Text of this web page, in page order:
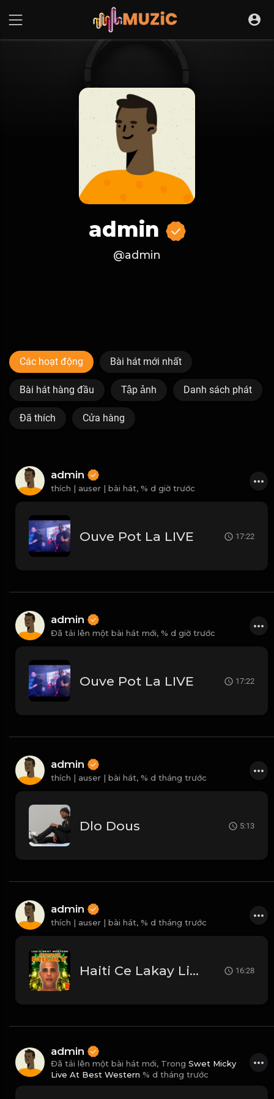
admin
@admin
Các hoạt động Bài hát mới nhất
Bài hát hàng đầu Tập ảnh Danh sách phát
Đã thích Cửa hàng
admin
thích | auser | bài hát, % d giờ trước
Ouve Pot La LIVE 17:22
admin
Đã tải lên một bài hát mới, % d giờ trước
Ouve Pot La LIVE 17:22
admin
thích | auser | bài hát, % d tháng trước
Dlo Dous 5:13
admin
thích | auser | bài hát, % d tháng trước
Haiti Ce Lakay Live 16:28
admin
Đã tải lên một bài hát mới, Trong Swet Micky
Live At Best Western % d tháng trước